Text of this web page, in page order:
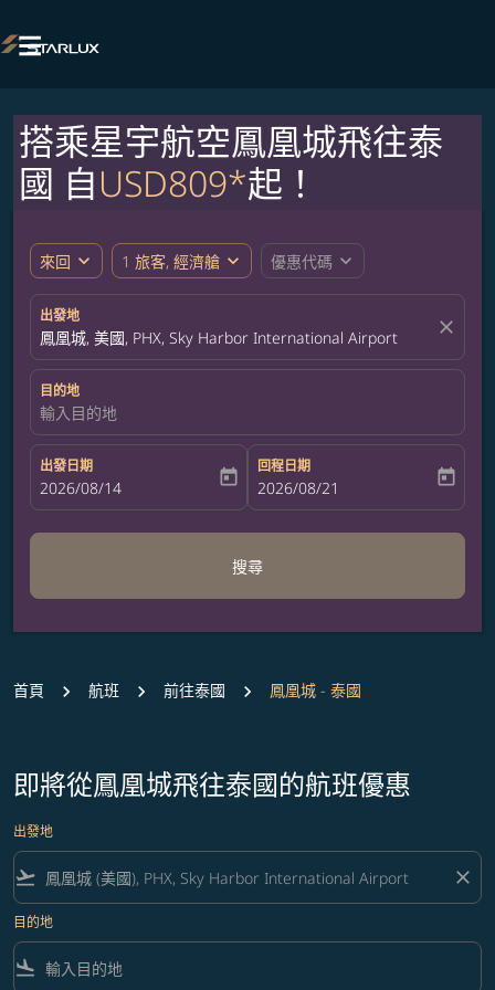

搭乘星宇航空鳳凰城飛往泰
國 自USD809*起！
來回 expand_more 1 旅客, 經濟艙 expand_more 優惠代碼 expand_more
出發地
鳳凰城, 美國, PHX, Sky Harbor International Airport close
目的地
輸入目的地
出發日期
fc-booking-departure-date-aria-label
2026/08/14 today
回程日期
fc-booking-return-date-aria-label
2026/08/21 today
搜尋
首頁 航班 前往泰國 鳳凰城 - 泰國
即將從鳳凰城飛往泰國的航班優惠
出發地
flight_takeoff close
目的地
flight_land